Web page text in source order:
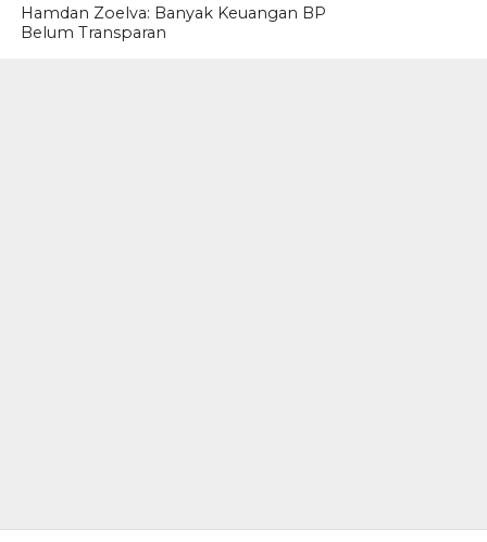
Hamdan Zoelva: Banyak Keuangan BP
Belum Transparan